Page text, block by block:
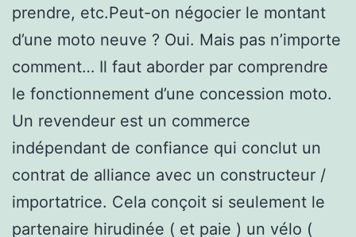
prendre, etc.Peut-on négocier le montant
d’une moto neuve ? Oui. Mais pas n’importe
comment… Il faut aborder par comprendre
le fonctionnement d’une concession moto.
Un revendeur est un commerce
indépendant de confiance qui conclut un
contrat de alliance avec un constructeur /
importatrice. Cela conçoit si seulement le
partenaire hirudinée ( et paie ) un vélo (